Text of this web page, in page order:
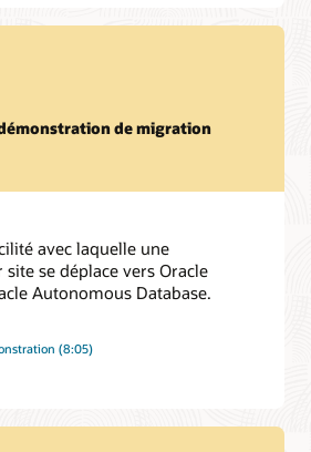
de migration
avec laquelle une
se déplace vers Oracle
Autonomous Database.
(8:05)